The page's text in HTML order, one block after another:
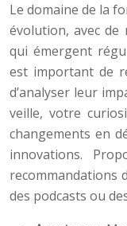
Le domaine de la
évolution, avec de
qui émergent
est important de
d’analyser leur
veille, votre
changements en
innovations.
recommandations
des podcasts ou